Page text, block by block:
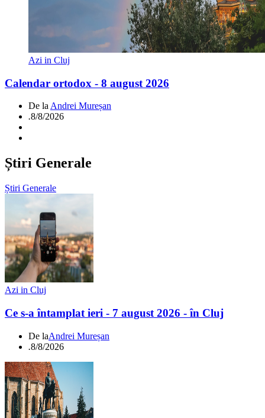
Azi in Cluj
Calendar ortodox - 8 august 2026
De la Andrei Mureșan
.8/8/2026
Știri Generale
Știri Generale
Azi in Cluj
Ce s-a întamplat ieri - 7 august 2026 - în Cluj
De laAndrei Mureșan
.8/8/2026